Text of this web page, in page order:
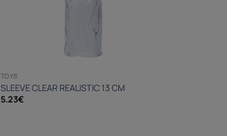
TOYS
SLEEVE CLEAR REALISTIC 13 CM
5.23€